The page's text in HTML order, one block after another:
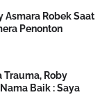
Asmara Robek Saat
Penonton
Trauma, Roby
Baik : Saya